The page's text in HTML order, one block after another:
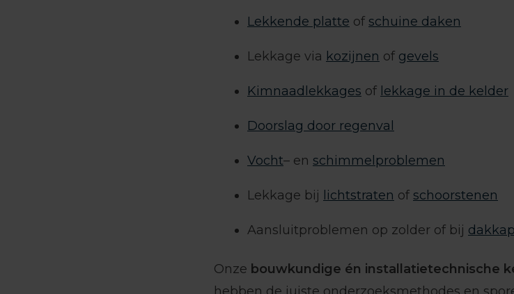
Lekkende platte of schuine daken
Lekkage via kozijnen of gevels
Kimnaadlekkages of lekkage in de kelder
Doorslag door regenval
Vocht– en schimmelproblemen
Lekkage bij lichtstraten of schoorstenen
Aansluitproblemen op zolder of bij
Onze bouwkundige én installatietechnische
hebben de juiste onderzoeksmethodes en